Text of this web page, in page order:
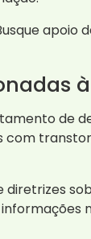
apoio
de
diretrizes